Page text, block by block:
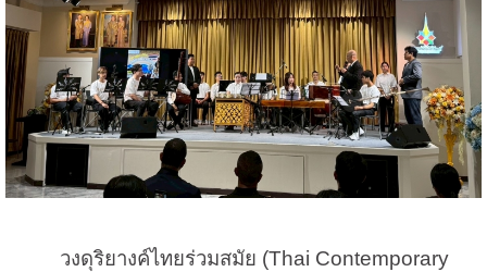
วงดุริยางค์ไทยร่วมสมัย (Thai Contemporary